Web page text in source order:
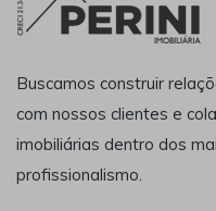
Buscamos construir
com nossos clientes e
imobiliárias dentro dos
profissionalismo.